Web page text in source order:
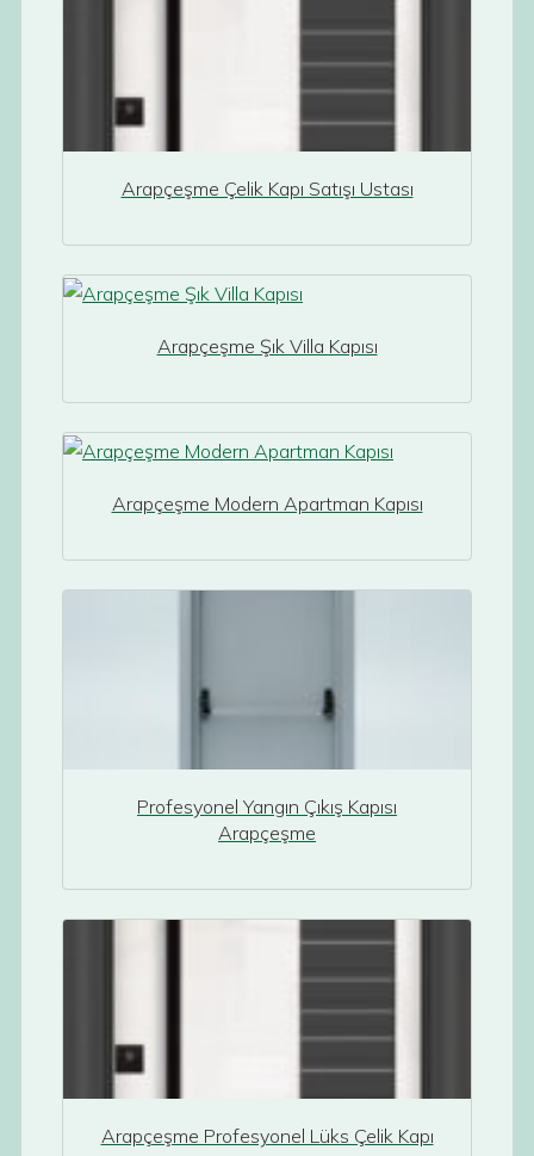
Arapçeşme Çelik Kapı Satışı Ustası
Arapçeşme Şık Villa Kapısı
Arapçeşme Modern Apartman Kapısı
Profesyonel Yangın Çıkış Kapısı
Arapçeşme
Arapçeşme Profesyonel Lüks Çelik Kapı